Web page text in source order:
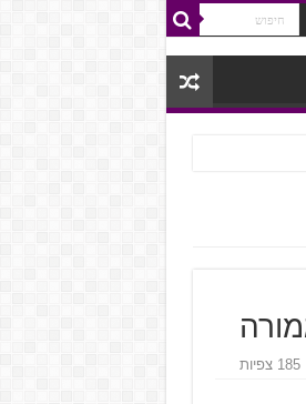
185 צפיות